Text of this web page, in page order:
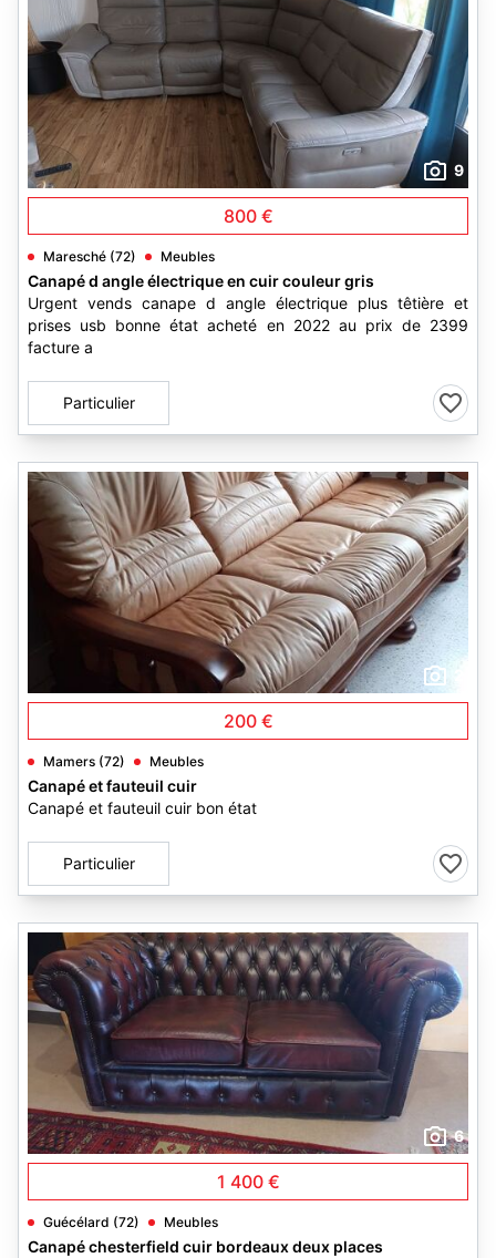
9
800 €
Maresché (72) Meubles
Canapé d angle électrique en cuir couleur gris
Urgent vends canape d angle électrique plus têtière et
prises usb bonne état acheté en 2022 au prix de 2399
facture a
Particulier
2
200 €
Mamers (72) Meubles
Canapé et fauteuil cuir
Canapé et fauteuil cuir bon état
Particulier
6
1 400 €
Guécélard (72) Meubles
Canapé chesterfield cuir bordeaux deux places